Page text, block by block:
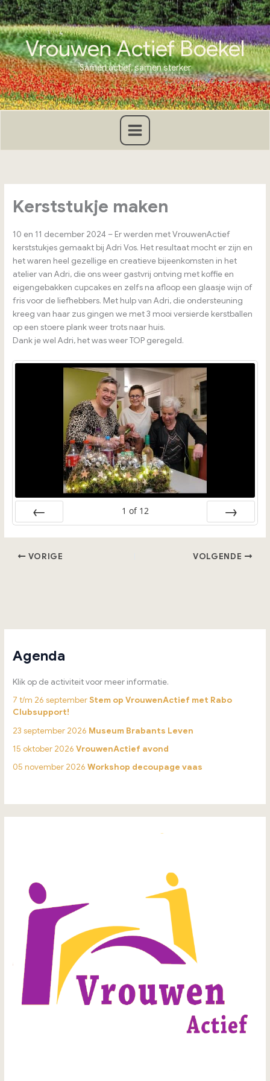
Ga
naar
de
inhoudVrouwen Actief Boekel
Samen actief, samen sterker
Kerststukje maken
10 en 11 december 2024 – Er werden met VrouwenActief
kerststukjes gemaakt bij Adri Vos. Het resultaat mocht er zijn en
het waren heel gezellige en creatieve bijeenkomsten in het
atelier van Adri, die ons weer gastvrij ontving met koffie en
eigengebakken cupcakes en zelfs na afloop een glaasje wijn of
fris voor de liefhebbers. Met hulp van Adri, die ondersteuning
kreeg van haar zus gingen we met 3 mooi versierde kerstballen
op een stoere plank weer trots naar huis.
Dank je wel Adri, het was weer TOP geregeld.
1 of 12
VORIGE VOLGENDE
Agenda
Klik op de activiteit voor meer informatie.
7 t/m 26 septemberStem op VrouwenActief met Rabo
Clubsupport!
23 september 2026 Museum Brabants Leven
15 oktober 2026VrouwenActief avond
05 november 2026Workshop decoupage vaas